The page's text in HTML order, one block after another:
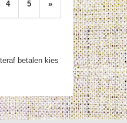
4 5 »
betalen kies